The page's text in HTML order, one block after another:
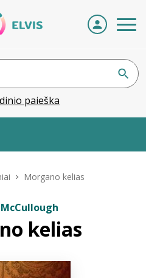
paieška
Morgano kelias
kelias